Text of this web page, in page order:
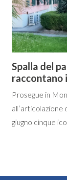
Spalla del
raccontano
Prosegue in
all’articolazione
giugno cinque